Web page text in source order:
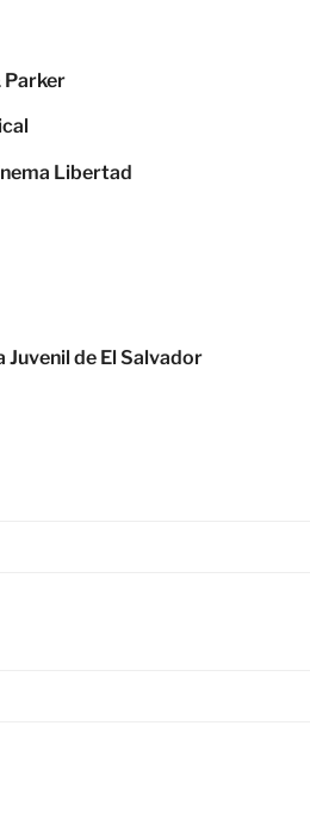
Parker
Libertad
de El Salvador